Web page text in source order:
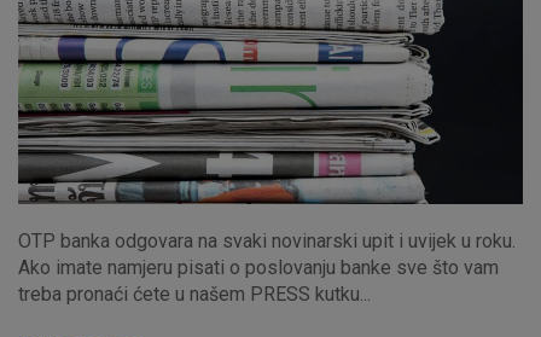
OTP banka odgovara na svaki novinarski upit i uvijek u roku.
Ako imate namjeru pisati o poslovanju banke sve što vam
treba pronaći ćete u našem PRESS kutku...